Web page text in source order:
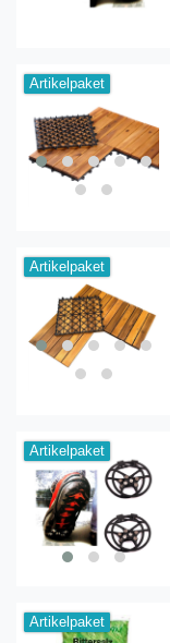
Artikelpaket
Artikelpaket
Artikelpaket
Artikelpaket